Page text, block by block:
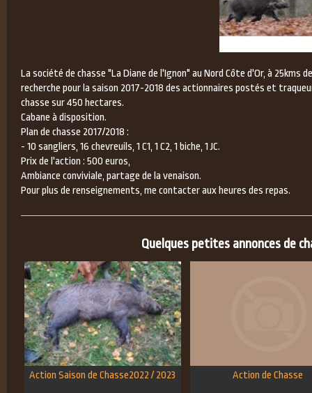
La société de chasse "La Diane de l'Ignon" au Nord Côte d'Or, à 25kms
recherche pour la saison 2017-2018 des actionnaires postés et
chasse sur 450 hectares.
Cabane à disposition.
Plan de chasse 2017/2018 :
- 10 sangliers, 16 chevreuils, 1 C1, 1 C2, 1 biche, 1 JC.
Prix de l'action : 500 euros,
Ambiance conviviale, partage de la venaison.
Pour plus de renseignements, me contacter aux heures des repas.
Quelques petites annonces de
Action Saison de Chasse2022 / 2023 Action de Chasse